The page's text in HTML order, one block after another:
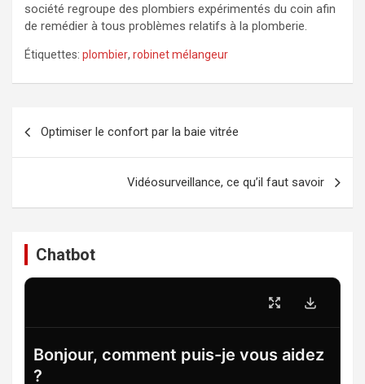
société regroupe des plombiers expérimentés du coin afin
de remédier à tous problèmes relatifs à la plomberie.
Étiquettes: plombier, robinet mélangeur
Optimiser le confort par la baie vitrée
Vidéosurveillance, ce qu’il faut savoir
Chatbot
Bonjour, comment puis-je vous aidez
?